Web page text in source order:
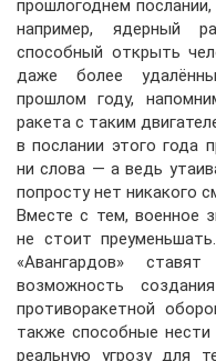
прошлогоднем
например, ядерный
способный открыть
даже более
прошлом году,
ракета с таким
в послании этого года
ни слова — а ведь
попросту нет никакого
Вместе с тем, военное
не стоит
«Авангардов»
возможность
противоракетной
также способные
реальную угрозу для